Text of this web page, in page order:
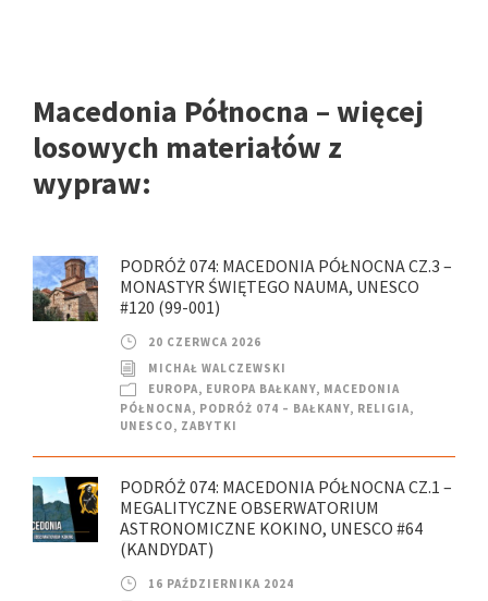
Macedonia Północna – więcej
losowych materiałów z
wypraw:
PODRÓŻ 074: MACEDONIA PÓŁNOCNA CZ.3 –
MONASTYR ŚWIĘTEGO NAUMA, UNESCO
#120 (99-001)
20 CZERWCA 2026
MICHAŁ WALCZEWSKI
EUROPA, EUROPA BAŁKANY, MACEDONIA
PÓŁNOCNA, PODRÓŻ 074 – BAŁKANY, RELIGIA,
UNESCO, ZABYTKI
PODRÓŻ 074: MACEDONIA PÓŁNOCNA CZ.1 –
MEGALITYCZNE OBSERWATORIUM
ASTRONOMICZNE KOKINO, UNESCO #64
(KANDYDAT)
16 PAŹDZIERNIKA 2024